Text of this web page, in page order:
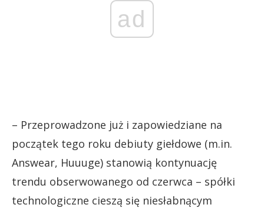
ad
– Przeprowadzone już i zapowiedziane na
początek tego roku debiuty giełdowe (m.in.
Answear, Huuuge) stanowią kontynuację
trendu obserwowanego od czerwca – spółki
technologiczne cieszą się niesłabnącym